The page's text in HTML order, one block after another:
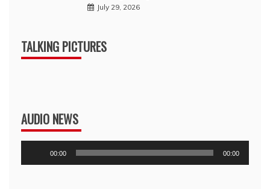
July 29, 2026
TALKING PICTURES
AUDIO NEWS
Player
00:00 00:00